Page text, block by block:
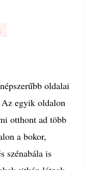
oldalai
egyik oldalon
otthont ad több
a bokor,
szénabála is